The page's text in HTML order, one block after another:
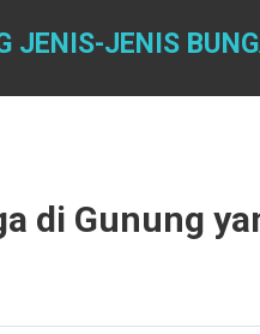
JENIS-JENIS
di Gunung